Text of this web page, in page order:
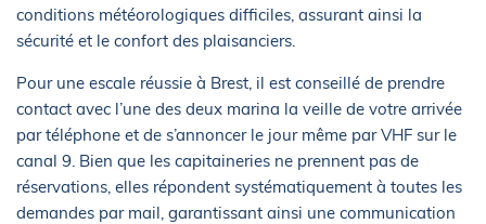
conditions météorologiques difficiles, assurant ainsi la
sécurité et le confort des plaisanciers.
Pour une escale réussie à Brest, il est conseillé de prendre
contact avec l’une des deux marina la veille de votre arrivée
par téléphone et de s’annoncer le jour même par VHF sur le
canal 9. Bien que les capitaineries ne prennent pas de
réservations, elles répondent systématiquement à toutes les
demandes par mail, garantissant ainsi une communication